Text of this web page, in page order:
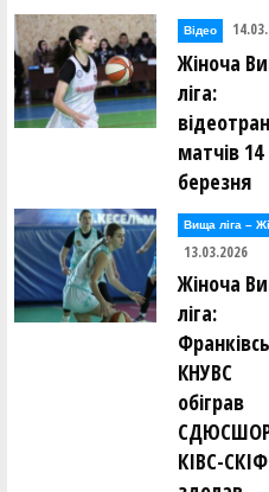
Відео
Жіноча
ліга:
матчів 14
березня
Вища лiга –
13.03.2026
Жіноча
ліга:
КНУВС
обіграв
КІВС-СКІФ